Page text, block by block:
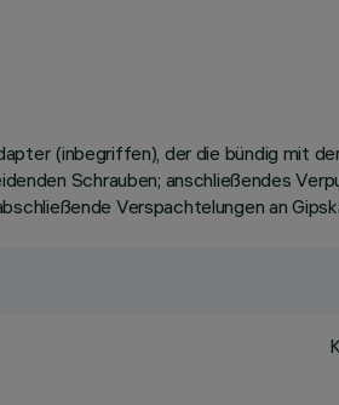
(inbegriffen), der die bündig mit
Schrauben; anschließendes
Verspachtelungen an